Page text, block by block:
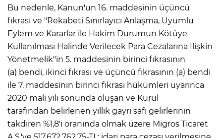
Bu nedenle, Kanun'un 16. maddesinin üçüncü
fıkrası ve "Rekabeti Sınırlayıcı Anlaşma, Uyumlu
Eylem ve Kararlar ile Hakim Durumun Kötüye
Kullanılması Halinde Verilecek Para Cezalarına İlişkin
Yönetmelik"in 5. maddesinin birinci fıkrasının
(a) bendi, ikinci fıkrası ve üçüncü fıkrasının (a) bendi
ile 7. maddesinin birinci fıkrası hükümleri uyarınca
2020 mali yılı sonunda oluşan ve Kurul
tarafından belirlenen yıllık gayri safi gelirlerinin
takdiren %1,8'i oranında olmak üzere Migros Ticaret